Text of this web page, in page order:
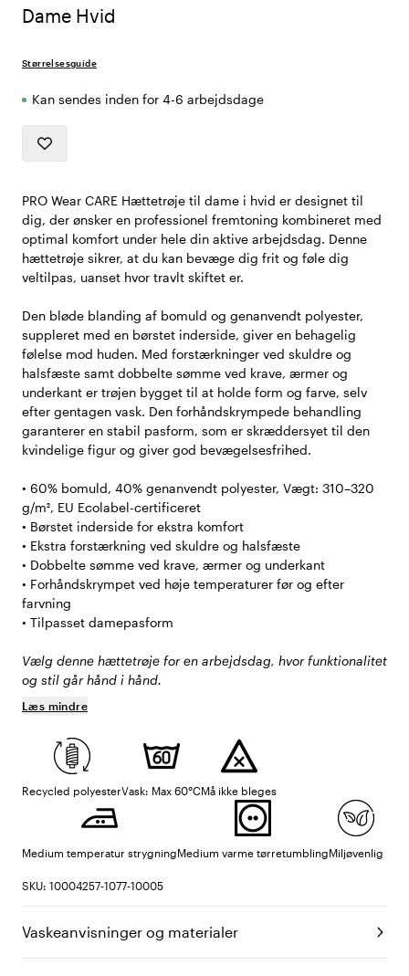
Dame Hvid
Størrelsesguide
Kan sendes inden for 4-6 arbejdsdage
PRO Wear CARE Hættetrøje til dame i hvid er designet til
dig, der ønsker en professionel fremtoning kombineret med
optimal komfort under hele din aktive arbejdsdag. Denne
hættetrøje sikrer, at du kan bevæge dig frit og føle dig
veltilpas, uanset hvor travlt skiftet er.
Den bløde blanding af bomuld og genanvendt polyester,
suppleret med en børstet inderside, giver en behagelig
følelse mod huden. Med forstærkninger ved skuldre og
halsfæste samt dobbelte sømme ved krave, ærmer og
underkant er trøjen bygget til at holde form og farve, selv
efter gentagen vask. Den forhåndskrympede behandling
garanterer en stabil pasform, som er skræddersyet til den
kvindelige figur og giver god bevægelsesfrihed.
• 60% bomuld, 40% genanvendt polyester, Vægt: 310–320
g/m², EU Ecolabel-certificeret
• Børstet inderside for ekstra komfort
• Ekstra forstærkning ved skuldre og halsfæste
• Dobbelte sømme ved krave, ærmer og underkant
• Forhåndskrympet ved høje temperaturer før og efter
farvning
• Tilpasset damepasform
Vælg denne hættetrøje for en arbejdsdag, hvor funktionalitet
og stil går hånd i hånd.
Læs mindre
Recycled polyesterVask: Max 60°CMå ikke bleges
Medium temperatur strygningMedium varme tørretumblingMiljøvenlig
SKU: 10004257-1077-10005
Vaskeanvisninger og materialer